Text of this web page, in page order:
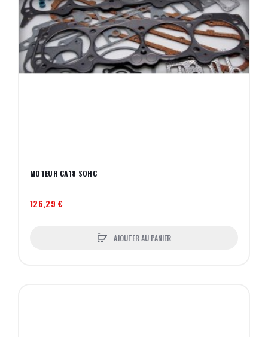
MOTEUR CA18 SOHC
126,29 €
AJOUTER AU PANIER